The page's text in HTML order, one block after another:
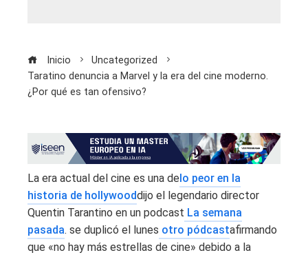
Inicio
Uncategorized
Taratino denuncia a Marvel y la era del cine moderno.
¿Por qué es tan ofensivo?
La era actual del cine es una de lo peor en la
historia de hollywooddijo el legendario director
Quentin Tarantino en un podcast La semana
pasada. se duplicó el lunes otro pódcastafirmando
que «no hay más estrellas de cine» debido a la